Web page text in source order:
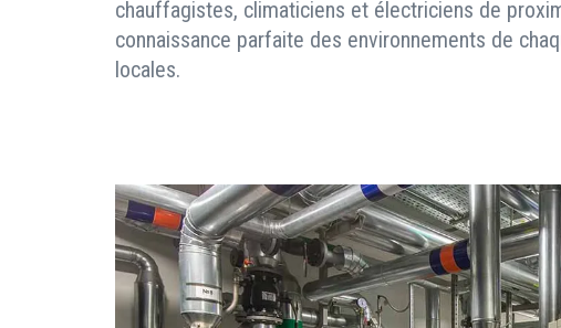
chauffagistes, climaticiens et électriciens de
connaissance parfaite des environnements de
locales.